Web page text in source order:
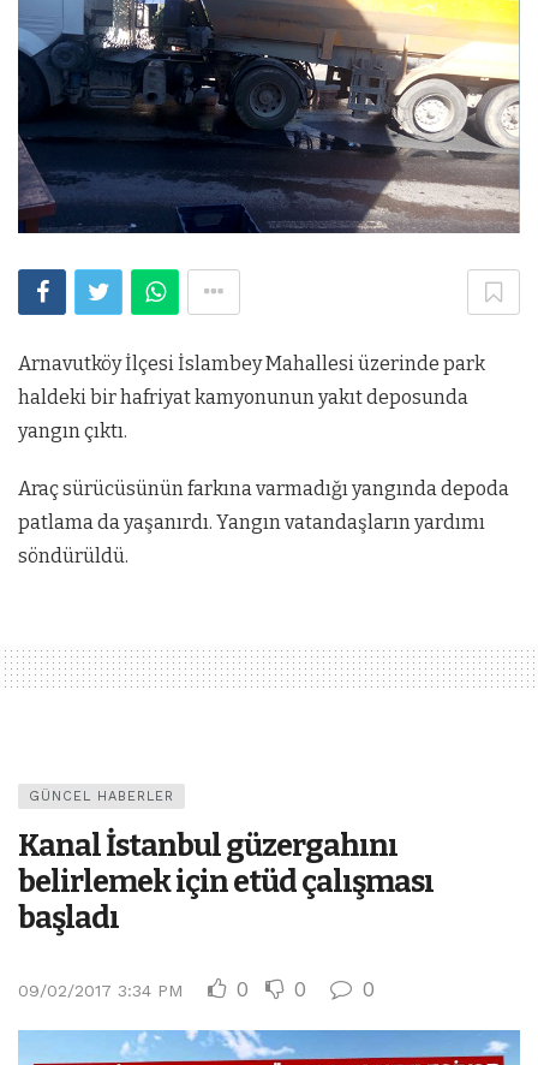
Arnavutköy İlçesi İslambey Mahallesi üzerinde park
haldeki bir hafriyat kamyonunun yakıt deposunda
yangın çıktı.
Araç sürücüsünün farkına varmadığı yangında depoda
patlama da yaşanırdı. Yangın vatandaşların yardımı
söndürüldü.
GÜNCEL HABERLER
Kanal İstanbul güzergahını
belirlemek için etüd çalışması
başladı
09/02/2017 3:34 PM 0 0 0